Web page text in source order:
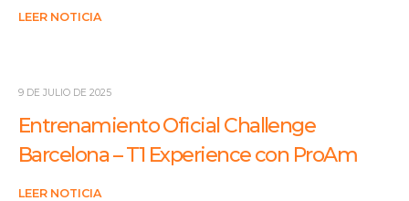
LEER NOTICIA
9 DE JULIO DE 2025
Entrenamiento Oficial Challenge
Barcelona – T1 Experience con ProAm
LEER NOTICIA